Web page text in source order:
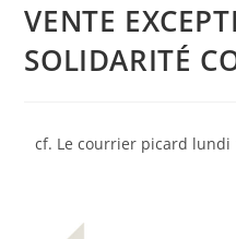
VENTE
SOLIDARITÉ
cf. Le courrier picard lundi